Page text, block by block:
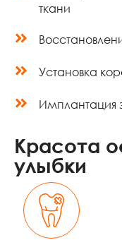
ткани
Установка
Имплантация
Красота
улыбки